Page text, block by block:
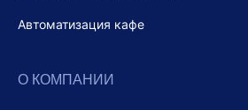
Автоматизация кафе
О КОМПАНИИ